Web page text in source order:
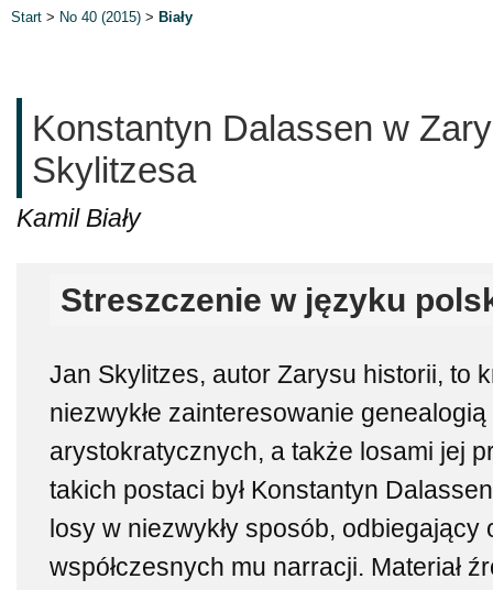
Start > No 40 (2015) > Biały
Konstantyn Dalassen w
Skylitzesa
Kamil Biały
Streszczenie w języku
Jan Skylitzes, autor Zarysu historii, to
niezwykłe zainteresowanie
arystokratycznych, a także losami jej
takich postaci był Konstantyn
losy w niezwykły sposób, odbiegający
współczesnych mu narracji. Materiał